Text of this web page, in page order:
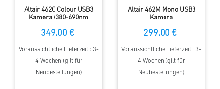
Altair 462C Colour USB3
Kamera (380-690nm
349,00 €
Voraussichtliche Lieferzeit : 3-
4 Wochen (gilt für
Neubestellungen)
Altair 462M Mono USB3
Kamera
299,00 €
Voraussichtliche Lieferzeit : 3-
4 Wochen (gilt für
Neubestellungen)